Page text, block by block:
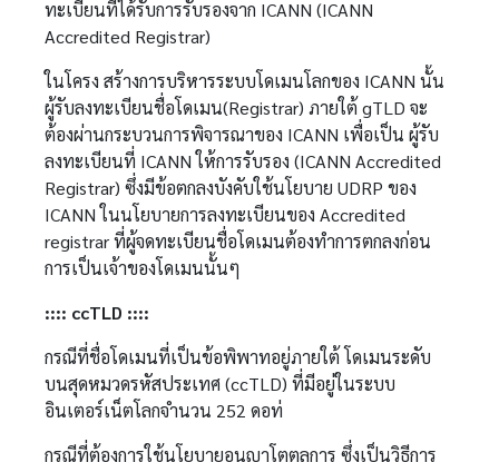
ทะเบียนที่ได้รับการรับรองจาก ICANN (ICANN
Accredited Registrar)
ในโครง สร้างการบริหารระบบโดเมนโลกของ ICANN นั้น
ผู้รับลงทะเบียนชื่อโดเมน(Registrar) ภายใต้ gTLD จะ
ต้องผ่านกระบวนการพิจารณาของ ICANN เพื่อเป็น ผู้รับ
ลงทะเบียนที่ ICANN ให้การรับรอง (ICANN Accredited
Registrar) ซึ่งมีข้อตกลงบังคับใช้นโยบาย UDRP ของ
ICANN ในนโยบายการลงทะเบียนของ Accredited
registrar ที่ผู้จดทะเบียนชื่อโดเมนต้องทำการตกลงก่อน
การเป็นเจ้าของโดเมนนั้นๆ
:::: ccTLD ::::
กรณีที่ชื่อโดเมนที่เป็นข้อพิพาทอยู่ภายใต้ โดเมนระดับ
บนสุดหมวดรหัสประเทศ (ccTLD) ที่มีอยู่ในระบบ
อินเตอร์เน็ตโลกจำนวน 252 ดอท่
กรณีที่ต้องการใช้นโยบายอนุญาโตตุลการ ซึ่งเป็นวิธีการ